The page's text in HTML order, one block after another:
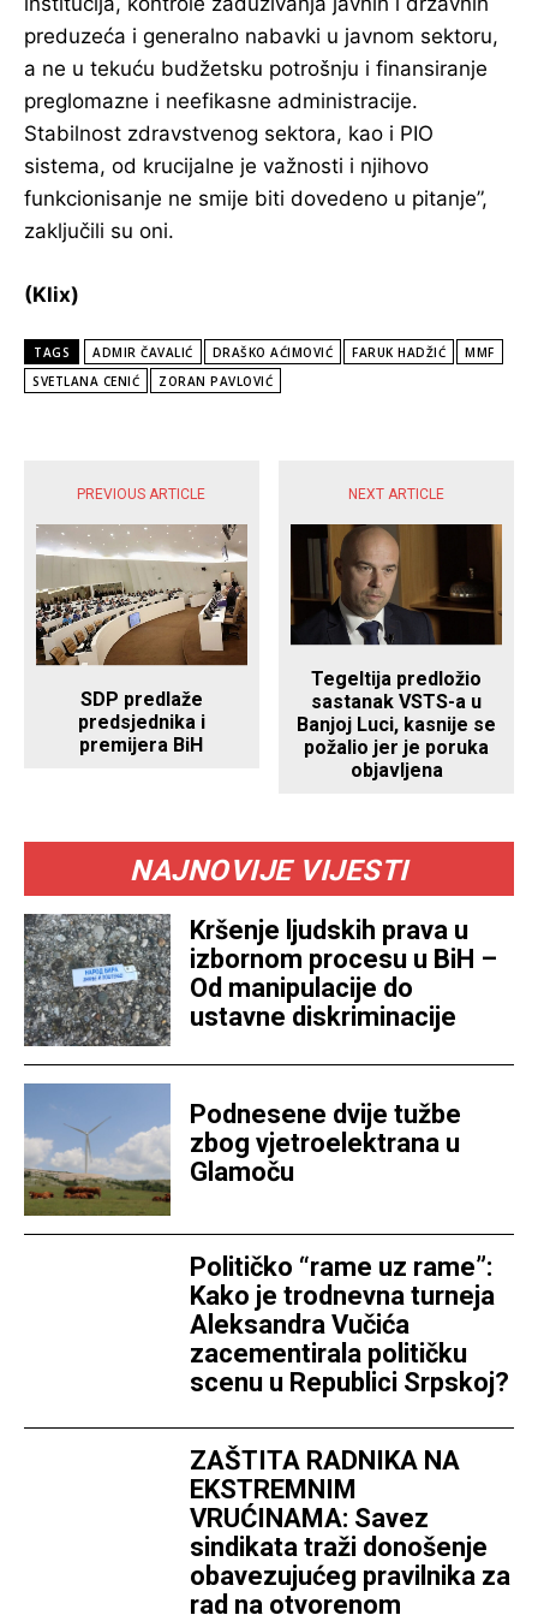
preduzeća i generalno nabavki u javnom sektoru,
a ne u tekuću budžetsku potrošnju i finansiranje
preglomazne i neefikasne administracije.
Stabilnost zdravstvenog sektora, kao i PIO
sistema, od krucijalne je važnosti i njihovo
funkcionisanje ne smije biti dovedeno u pitanje”,
zaključili su oni.
(Klix)
TAGS ADMIR ČAVALIĆ DRAŠKO AĆIMOVIĆ FARUK HADŽIĆ
MMF
SVETLANA CENIĆ
ZORAN PAVLOVIĆ
PREVIOUS ARTICLE
SDP predlaže
predsjednika i
premijera BiH
NEXT ARTICLE
Tegeltija predložio
sastanak VSTS-a u
Banjoj Luci, kasnije se
požalio jer je poruka
objavljena
NAJNOVIJE VIJESTI
Kršenje ljudskih prava u
izbornom procesu u BiH –
Od manipulacije do
ustavne diskriminacije
Podnesene dvije tužbe
zbog vjetroelektrana u
Glamoču
Političko “rame uz rame”:
Kako je trodnevna turneja
Aleksandra Vučića
zacementirala političku
scenu u Republici Srpskoj?
ZAŠTITA RADNIKA NA
EKSTREMNIM
VRUĆINAMA: Savez
sindikata traži donošenje
obavezujućeg pravilnika za
rad na otvorenom